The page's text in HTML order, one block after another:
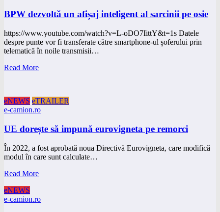
BPW dezvoltă un afișaj inteligent al sarcinii pe osie
https://www.youtube.com/watch?v=L-oDO7IittY&t=1s Datele
despre punte vor fi transferate către smartphone-ul șoferului prin
telematică în noile transmisii…
Read More
eNEWS eTRAILER
e-camion.ro
UE dorește să impună eurovigneta pe remorci
În 2022, a fost aprobată noua Directivă Eurovigneta, care modifică
modul în care sunt calculate…
Read More
eNEWS
e-camion.ro